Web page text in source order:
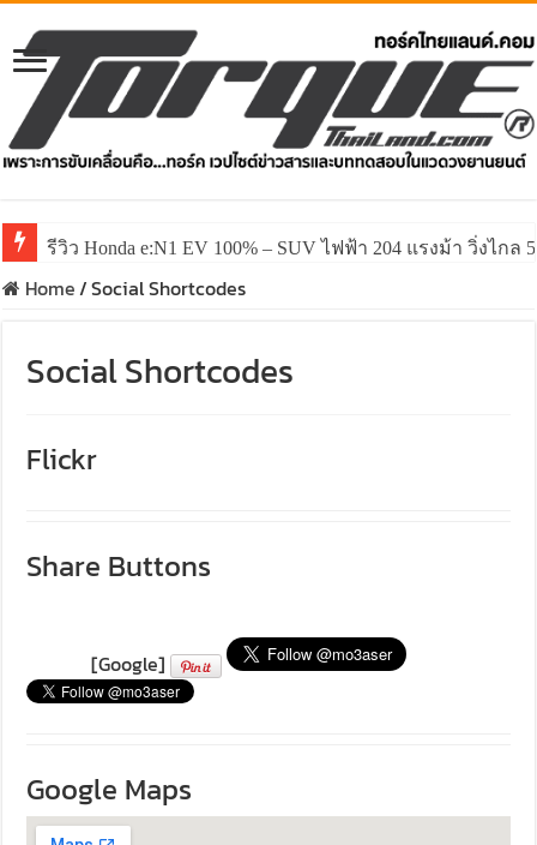
รีวิว Honda e:N1 EV 100% – SUV ไฟฟ้า 204 แรงม้า วิ่งไกล
Home/Social Shortcodes
Social Shortcodes
Flickr
Share Buttons
[Google]
Google Maps